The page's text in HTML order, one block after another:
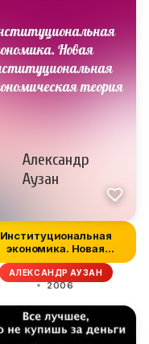
Институциональная
экономика. Новая
институциональн...
АЛЕКСАНДР АУЗАН
2006